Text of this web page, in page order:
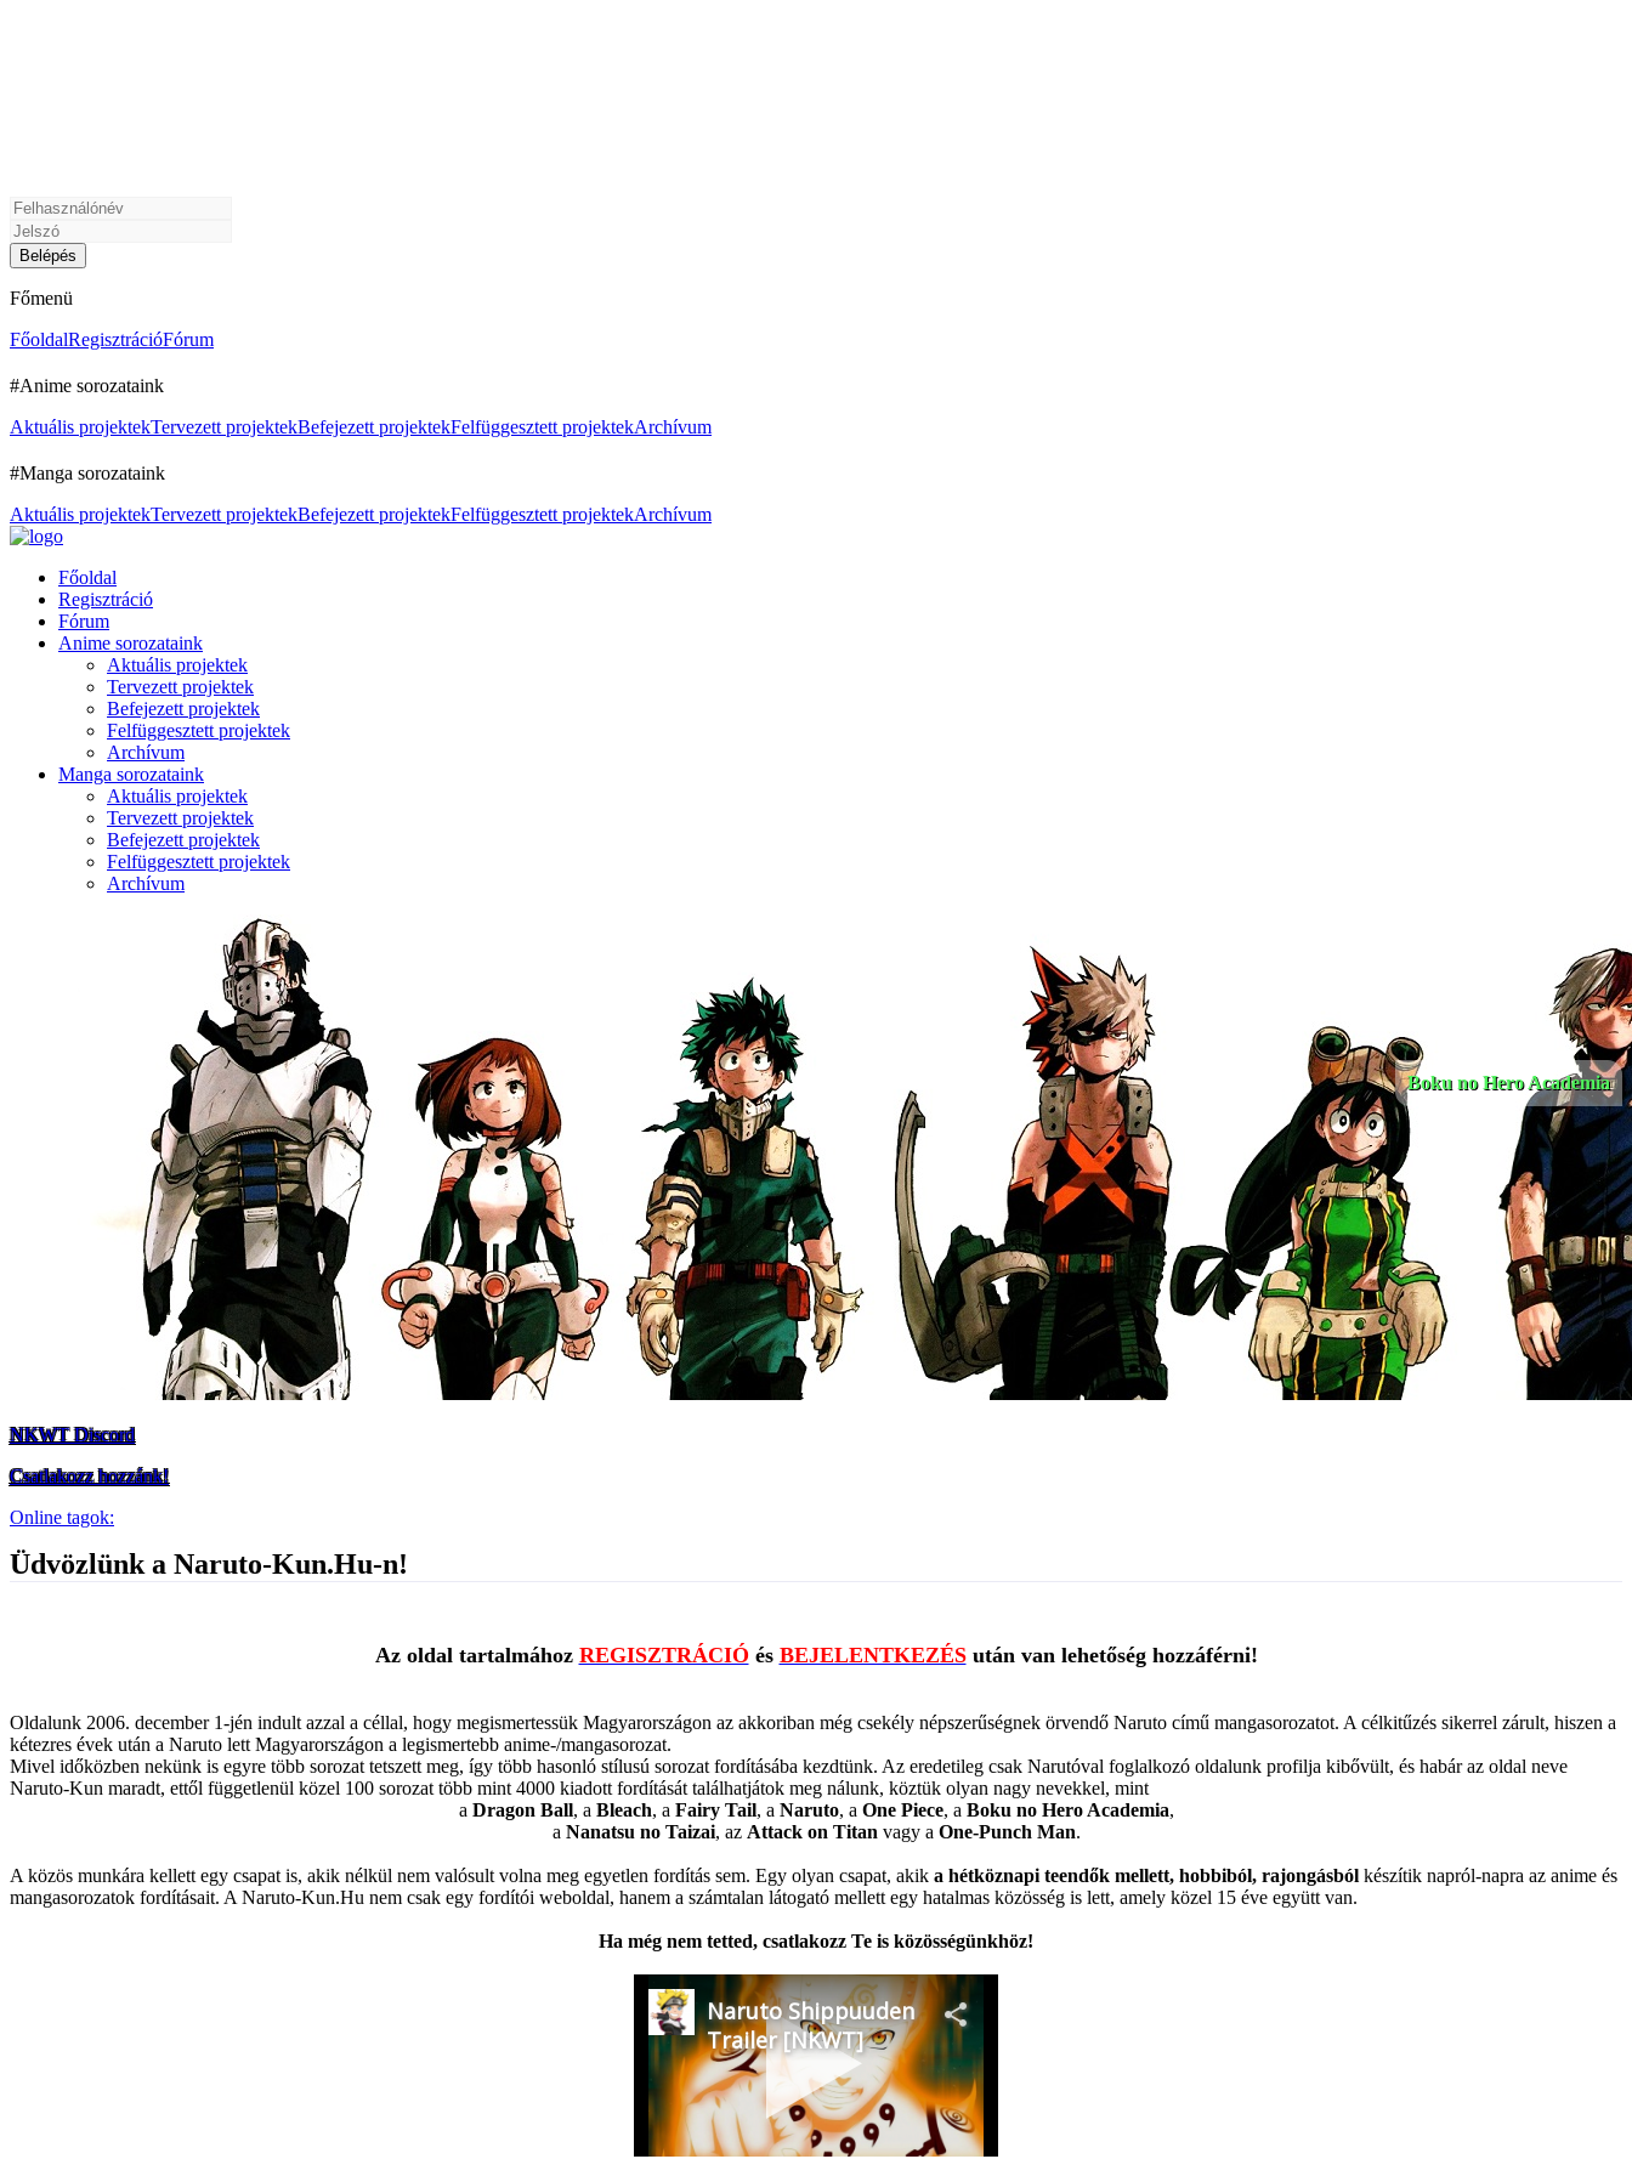
Főmenü
FőoldalRegisztrációFórum
#Anime sorozataink
Aktuális projektekTervezett projektekBefejezett projektekFelfüggesztett projektekArchívum
#Manga sorozataink
Aktuális projektekTervezett projektekBefejezett projektekFelfüggesztett projektekArchívum
Főoldal
Regisztráció
Fórum
Anime sorozataink
Aktuális projektek
Tervezett projektek
Befejezett projektek
Felfüggesztett projektek
Archívum
Manga sorozataink
Aktuális projektek
Tervezett projektek
Befejezett projektek
Felfüggesztett projektek
Archívum
Boku no Hero Academia
NKWT Discord
Csatlakozz hozzánk!
Online tagok:
Üdvözlünk a Naruto-Kun.Hu-n!
Az oldal tartalmához REGISZTRÁCIÓ és BEJELENTKEZÉSután van lehetőség hozzáférni!
Oldalunk 2006. december 1-jén indult azzal a céllal, hogy megismertessük Magyarországon az akkoriban még csekély népszerűségnek örvendő Naruto című mangasorozatot. A célkitűzés sikerrel zárult, hiszen a
kétezres évek után a Naruto lett Magyarországon a legismertebb anime-/mangasorozat.
Mivel időközben nekünk is egyre több sorozat tetszett meg, így több hasonló stílusú sorozat fordításába kezdtünk. Az eredetileg csak Narutóval foglalkozó oldalunk profilja kibővült, és habár az oldal neve
Naruto-Kun maradt, ettől függetlenül közel 100 sorozat több mint 4000 kiadott fordítását találhatjátok meg nálunk, köztük olyan nagy nevekkel, mint
a Dragon Ball, a Bleach, a Fairy Tail, a Naruto, a One Piece, a Boku no Hero Academia,
a Nanatsu no Taizai, az Attack on Titan vagy a One-Punch Man.
A közös munkára kellett egy csapat is, akik nélkül nem valósult volna meg egyetlen fordítás sem. Egy olyan csapat, akik a hétköznapi teendők mellett, hobbiból, rajongásból készítik napról-napra az anime és
mangasorozatok fordításait. A Naruto-Kun.Hu nem csak egy fordítói weboldal, hanem a számtalan látogató mellett egy hatalmas közösség is lett, amely közel 15 éve együtt van.
Ha még nem tetted, csatlakozz Te is közösségünkhöz!